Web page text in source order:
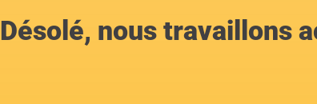
Désolé, nous travaillons